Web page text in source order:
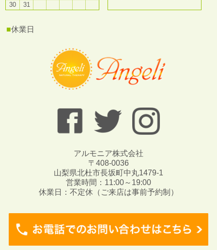
30
31
■休業日
アルモニア株式会社
〒408-0036
山梨県北杜市長坂町中丸1479-1
営業時間：11:00～19:00
休業日：不定休（ご来店は事前予約制）